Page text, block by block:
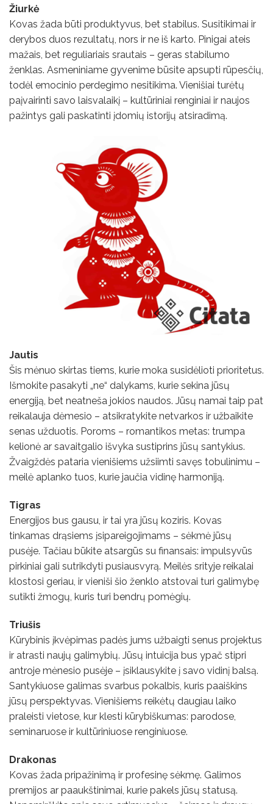
Žiurkė
Kovas žada būti produktyvus, bet stabilus. Susitikimai ir
derybos duos rezultatų, nors ir ne iš karto. Pinigai ateis
mažais, bet reguliariais srautais – geras stabilumo
ženklas. Asmeniniame gyvenime būsite apsupti rūpesčių,
todėl emocinio perdegimo nesitikima. Vienišiai turėtų
paįvairinti savo laisvalaikį – kultūriniai renginiai ir naujos
pažintys gali paskatinti įdomių istorijų atsiradimą.
Jautis
Šis mėnuo skirtas tiems, kurie moka susidėlioti prioritetus.
Išmokite pasakyti „ne“ dalykams, kurie sekina jūsų
energiją, bet neatneša jokios naudos. Jūsų namai taip pat
reikalauja dėmesio – atsikratykite netvarkos ir užbaikite
senas užduotis. Poroms – romantikos metas: trumpa
kelionė ar savaitgalio išvyka sustiprins jūsų santykius.
Žvaigždės pataria vienišiems užsiimti savęs tobulinimu –
meilė aplanko tuos, kurie jaučia vidinę harmoniją.
Tigras
Energijos bus gausu, ir tai yra jūsų koziris. Kovas
tinkamas drąsiems įsipareigojimams – sėkmė jūsų
pusėje. Tačiau būkite atsargūs su finansais: impulsyvūs
pirkiniai gali sutrikdyti pusiausvyrą. Meilės srityje reikalai
klostosi geriau, ir vieniši šio ženklo atstovai turi galimybę
sutikti žmogų, kuris turi bendrų pomėgių.
Triušis
Kūrybinis įkvėpimas padės jums užbaigti senus projektus
ir atrasti naujų galimybių. Jūsų intuicija bus ypač stipri
antroje mėnesio pusėje – įsiklausykite į savo vidinį balsą.
Santykiuose galimas svarbus pokalbis, kuris paaiškins
jūsų perspektyvas. Vienišiems reikėtų daugiau laiko
praleisti vietose, kur klesti kūrybiškumas: parodose,
seminaruose ir kultūriniuose renginiuose.
Drakonas
Kovas žada pripažinimą ir profesinę sėkmę. Galimos
premijos ar paaukštinimai, kurie pakels jūsų statusą.